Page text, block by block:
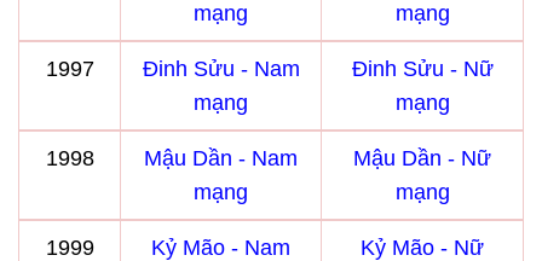
mạng
mạng
1997
Đinh Sửu - Nam
mạng
Đinh Sửu - Nữ
mạng
1998
Mậu Dần - Nam
mạng
Mậu Dần - Nữ
mạng
1999
Kỷ Mão - Nam
Kỷ Mão - Nữ